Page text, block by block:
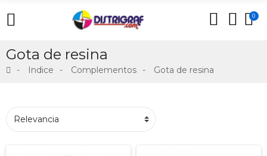
0
Gota de resina
Indice Complementos Gota de resina